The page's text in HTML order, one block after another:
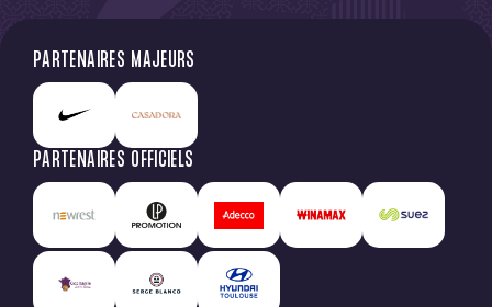
PARTENAIRES MAJEURS
PARTENAIRES OFFICIELS